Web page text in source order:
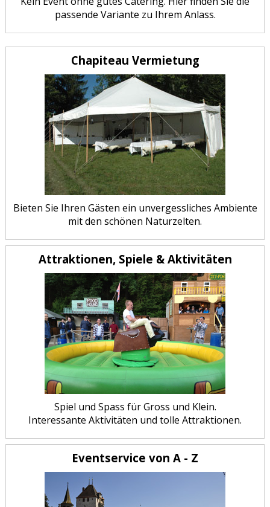
passende Variante zu Ihrem Anlass.
Chapiteau Vermietung
Bieten Sie Ihren Gästen ein unvergessliches Ambiente
mit den schönen Naturzelten.
Attraktionen, Spiele & Aktivitäten
Spiel und Spass für Gross und Klein.
Interessante Aktivitäten und tolle Attraktionen.
Eventservice von A - Z